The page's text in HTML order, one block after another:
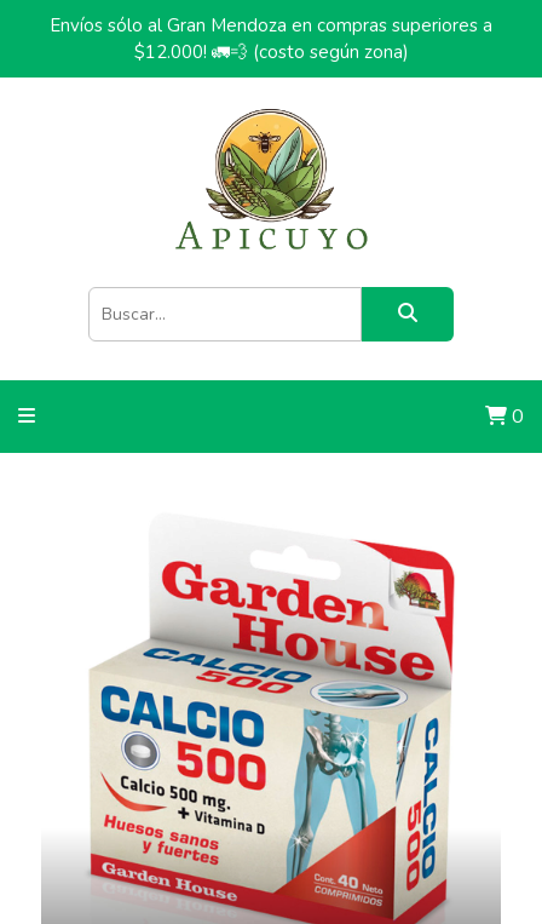
Envíos sólo al Gran Mendoza en compras superiores a
$12.000! 🚛💨 (costo según zona)
0